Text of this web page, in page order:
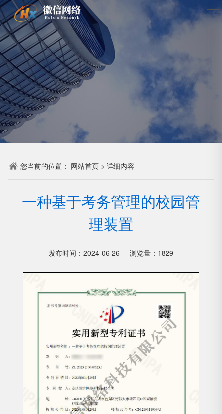
您当前的位置： 网站首页 > 详细内容
一种基于考务管理的校园管
理装置
发布时间：2024-06-26 浏览量：1829